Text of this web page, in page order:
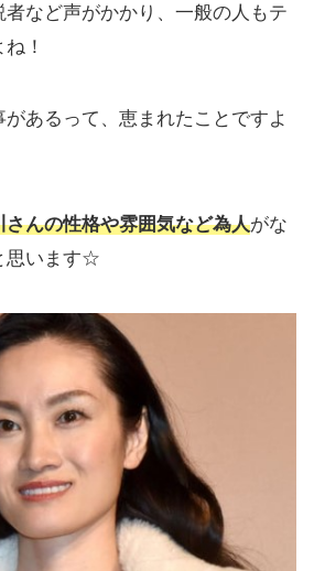
など声がかかり、一般の人もテ
！
あるって、恵まれたことですよ
さんの性格や雰囲気など為人がな
思います☆